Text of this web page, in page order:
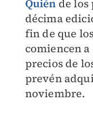
Quién de los
décima
fin de que
comiencen
precios de
prevén
noviembre.